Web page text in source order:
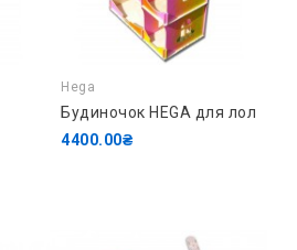
Hega
Будиночок HEGA для лол
4400.00₴